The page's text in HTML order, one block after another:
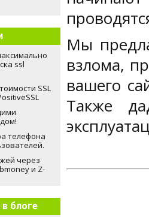
ssl
SSL
телефона
через
и Z-
блоге
Мы
взлома,
вашего
Также